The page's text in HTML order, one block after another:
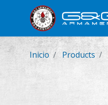
Inicio Products